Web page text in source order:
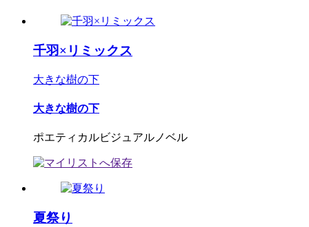
千羽×リミックス
大きな樹の下
大きな樹の下
ポエティカルビジュアルノベル
夏祭り